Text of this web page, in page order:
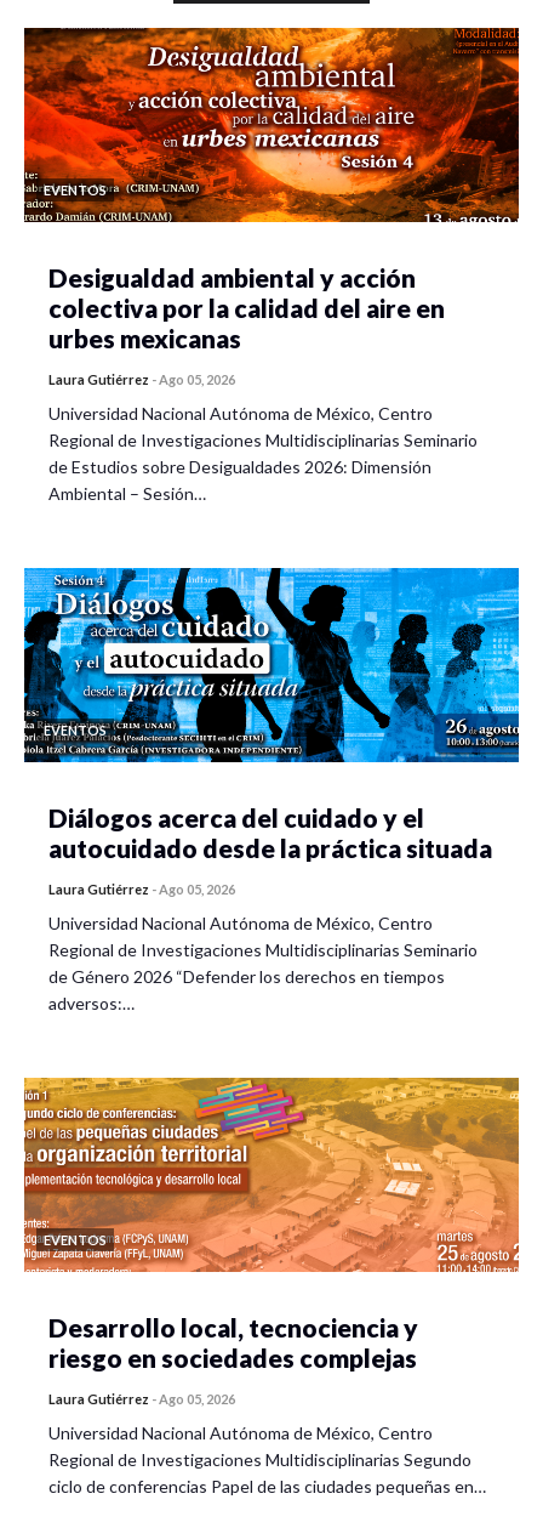
EVENTOS
Desigualdad ambiental y acción
colectiva por la calidad del aire en
urbes mexicanas
Laura Gutiérrez -Ago 05, 2026
Universidad Nacional Autónoma de México, Centro
Regional de Investigaciones Multidisciplinarias Seminario
de Estudios sobre Desigualdades 2026: Dimensión
Ambiental – Sesión…
EVENTOS
Diálogos acerca del cuidado y el
autocuidado desde la práctica situada
Laura Gutiérrez -Ago 05, 2026
Universidad Nacional Autónoma de México, Centro
Regional de Investigaciones Multidisciplinarias Seminario
de Género 2026 “Defender los derechos en tiempos
adversos:…
EVENTOS
Desarrollo local, tecnociencia y
riesgo en sociedades complejas
Laura Gutiérrez -Ago 05, 2026
Universidad Nacional Autónoma de México, Centro
Regional de Investigaciones Multidisciplinarias Segundo
ciclo de conferencias Papel de las ciudades pequeñas en…